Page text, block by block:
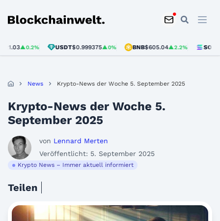
Blockchainwelt
USDT$0.999375▲0% BNB $605.04▲2.2% SOL $76.33
News Krypto-News der Woche 5. September 2025
Krypto-News der Woche 5.
September 2025
von Lennard Merten
Veröffentlicht: 5. September 2025
Krypto News – Immer aktuell informiert
Teilen